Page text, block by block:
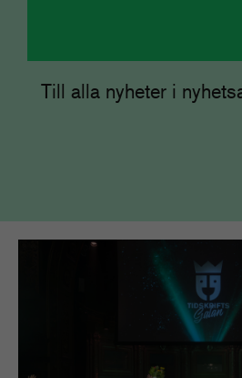
Till alla nyheter i